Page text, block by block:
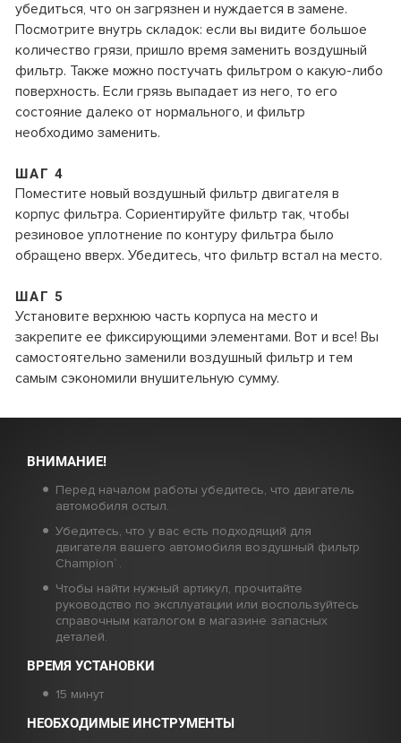
убедиться, что он загрязнен и нуждается в замене.
Посмотрите внутрь складок: если вы видите большое
количество грязи, пришло время заменить воздушный
фильтр. Также можно постучать фильтром о какую-либо
поверхность. Если грязь выпадает из него, то его
состояние далеко от нормального, и фильтр
необходимо заменить.
ШАГ 4
Поместите новый воздушный фильтр двигателя в
корпус фильтра. Сориентируйте фильтр так, чтобы
резиновое уплотнение по контуру фильтра было
обращено вверх. Убедитесь, что фильтр встал на место.
ШАГ 5
Установите верхнюю часть корпуса на место и
закрепите ее фиксирующими элементами. Вот и все! Вы
самостоятельно заменили воздушный фильтр и тем
самым сэкономили внушительную сумму.
ВНИМАНИЕ!
Перед началом работы убедитесь, что двигатель
автомобиля остыл.
Убедитесь, что у вас есть подходящий для
двигателя вашего автомобиля воздушный фильтр
Champion ®
.
Чтобы найти нужный артикул, прочитайте
руководство по эксплуатации или воспользуйтесь
справочным каталогом в магазине запасных
деталей.
ВРЕМЯ УСТАНОВКИ
15 минут
НЕОБХОДИМЫЕ ИНСТРУМЕНТЫ